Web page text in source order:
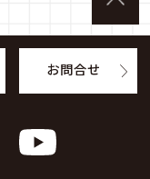
YouTube
お問合せ